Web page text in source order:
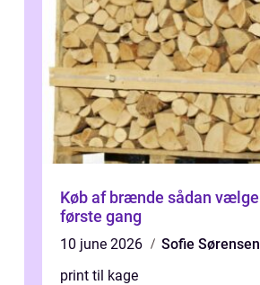
Køb af brænde sådan vælger du rigtigt
første gang
10 june 2026
Sofie Sørensen
print til kage